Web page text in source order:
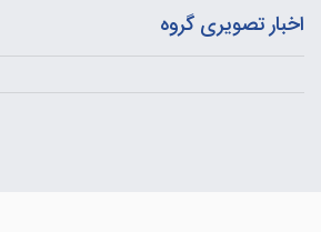
اخبار تصویری گروه